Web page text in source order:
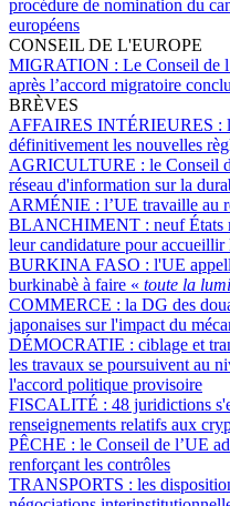
procédure de nomination du
européens
CONSEIL DE L'EUROPE
MIGRATION : Le Conseil de
après l’accord migratoire
BRÈVES
AFFAIRES INTÉRIEURES :
définitivement les nouvelles
AGRICULTURE : le Conseil
réseau d'information sur la
ARMÉNIE : l’UE travaille au
BLANCHIMENT : neuf États
leur candidature pour
BURKINA FASO : l'UE
burkinabè à faire « toute la
COMMERCE : la DG des
japonaises sur l'impact du
DÉMOCRATIE : ciblage et
les travaux se poursuivent au
l'accord politique provisoire
FISCALITÉ : 48 juridictions
renseignements relatifs aux
PÊCHE : le Conseil de l’UE
renforçant les contrôles
TRANSPORTS : les